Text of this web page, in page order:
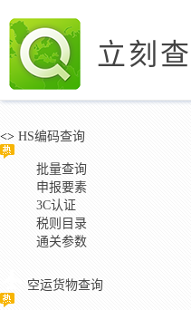
立刻查
<> HS编码查询
批量查询
申报要素
3C认证
税则目录
通关参数
空运货物查询